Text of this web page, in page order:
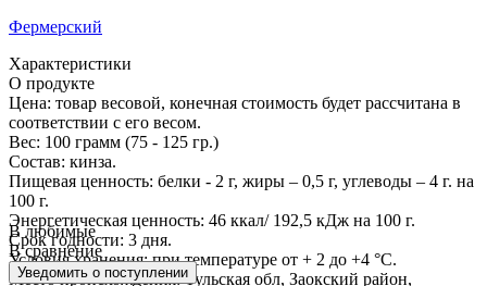
Фермерский
Характеристики
О продукте
Цена: товар весовой, конечная стоимость будет рассчитана в
соответствии с его весом.
Вес: 100 грамм (75 - 125 гр.)
Состав: кинза.
Пищевая ценность: белки - 2 г, жиры – 0,5 г, углеводы – 4 г. на
100 г.
Энергетическая ценность: 46 ккал/ 192,5 кДж на 100 г.
Срок годности: 3 дня.
Условия хранения: при температуре от + 2 до +4 °С.
Место происхождения: Тульская обл, Заокский район,
В любимые
В сравнение
Уведомить о поступлении